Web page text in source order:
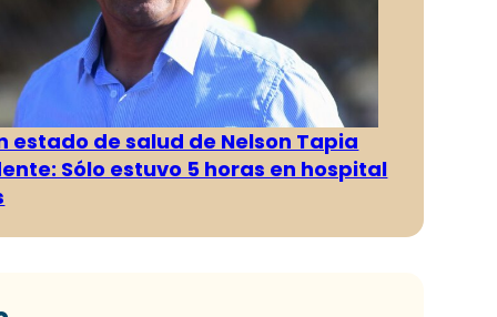
estado de salud de Nelson Tapia
Sólo estuvo 5 horas en hospital